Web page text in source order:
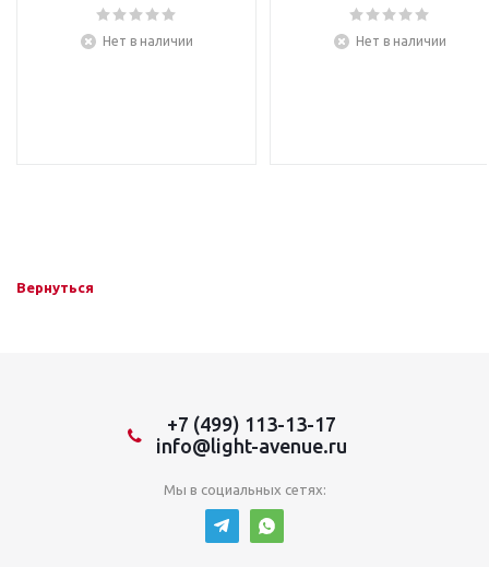
Нет в наличии Нет в наличии
Вернуться
+7 (499) 113-13-17
info@light-avenue.ru
Мы в социальных сетях: